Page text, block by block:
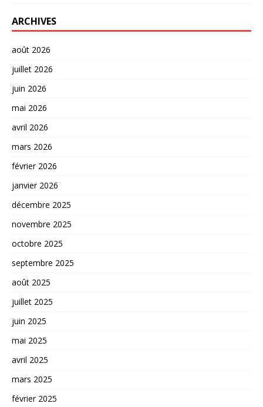
ARCHIVES
août 2026
juillet 2026
juin 2026
mai 2026
avril 2026
mars 2026
février 2026
janvier 2026
décembre 2025
novembre 2025
octobre 2025
septembre 2025
août 2025
juillet 2025
juin 2025
mai 2025
avril 2025
mars 2025
février 2025